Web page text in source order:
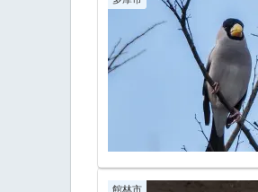
館林市